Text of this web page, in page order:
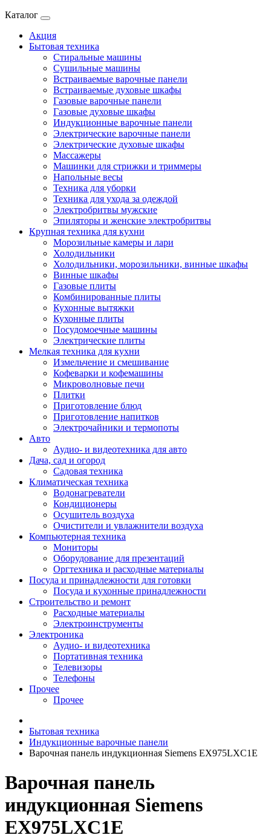
Каталог
Акция
Бытовая техника
Стиральные машины
Сушильные машины
Встраиваемые варочные панели
Встраиваемые духовые шкафы
Газовые варочные панели
Газовые духовые шкафы
Индукционные варочные панели
Электрические варочные панели
Электрические духовые шкафы
Массажеры
Машинки для стрижки и триммеры
Напольные весы
Техника для уборки
Техника для ухода за одеждой
Электробритвы мужские
Эпиляторы и женские электробритвы
Крупная техника для кухни
Морозильные камеры и лари
Холодильники
Холодильники, морозильники, винные шкафы
Винные шкафы
Газовые плиты
Комбинированные плиты
Кухонные вытяжки
Кухонные плиты
Посудомоечные машины
Электрические плиты
Мелкая техника для кухни
Измельчение и смешивание
Кофеварки и кофемашины
Микроволновые печи
Плитки
Приготовление блюд
Приготовление напитков
Электрочайники и термопоты
Авто
Аудио- и видеотехника для авто
Дача, сад и огород
Садовая техника
Климатическая техника
Водонагреватели
Кондиционеры
Осушитель воздуха
Очистители и увлажнители воздуха
Компьютерная техника
Мониторы
Оборудование для презентаций
Оргтехника и расходные материалы
Посуда и принадлежности для готовки
Посуда и кухонные принадлежности
Строительство и ремонт
Расходные материалы
Электроинструменты
Электроника
Аудио- и видеотехника
Портативная техника
Телевизоры
Телефоны
Прочее
Прочее
Бытовая техника
Индукционные варочные панели
Варочная панель индукционная Siemens EX975LXC1E
Варочная панель
индукционная Siemens
EX975LXC1E